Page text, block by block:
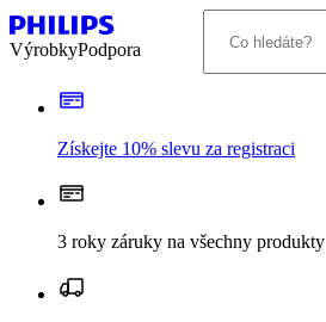
VýrobkyPodpora
Získejte 10% slevu za registraci
3 roky záruky na všechny produkty